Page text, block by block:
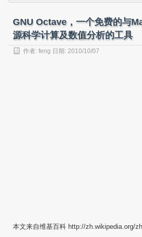
GNU Octave，一个免费的与
源科学计算及数值分析的工具
作者: feng 日期: 2010/10/07
本文来自维基百科 http://zh.wikipedia.org/